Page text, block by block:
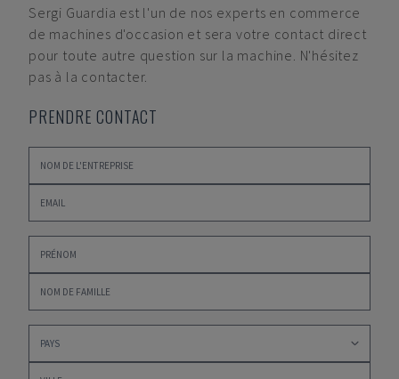
Sergi Guardia est l'un de nos experts en commerce
de machines d'occasion et sera votre contact direct
pour toute autre question sur la machine. N'hésitez
pas à la contacter.
PRENDRE CONTACT